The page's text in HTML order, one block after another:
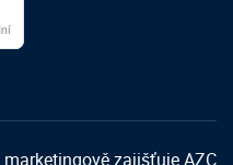
zajišťujeAZC